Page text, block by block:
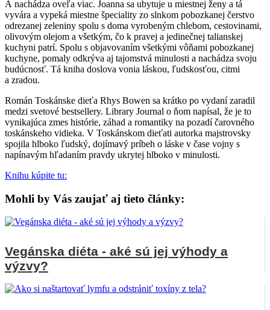
A nachádza oveľa viac. Joanna sa ubytuje u miestnej ženy a tá
vyvára a vypeká miestne špeciality zo slnkom pobozkanej čerstvo
odrezanej zeleniny spolu s doma vyrobeným chlebom, cestovinami,
olivovým olejom a všetkým, čo k pravej a jedinečnej talianskej
kuchyni patrí. Spolu s objavovaním všetkými vôňami pobozkanej
kuchyne, pomaly odkrýva aj tajomstvá minulosti a nachádza svoju
budúcnosť. Tá kniha doslova vonia láskou, ľudskosťou, citmi
a zradou.
Román Toskánske dieťa Rhys Bowen sa krátko po vydaní zaradil
medzi svetové bestsellery. Library Journal o ňom napísal, že je to
vynikajúca zmes histórie, záhad a romantiky na pozadí čarovného
toskánskeho vidieka. V Toskánskom dieťati autorka majstrovsky
spojila hlboko ľudský, dojímavý príbeh o láske v čase vojny s
napínavým hľadaním pravdy ukrytej hlboko v minulosti.
Knihu kúpite tu:
Mohli by Vás zaujať aj tieto články:
Vegánska diéta - aké sú jej výhody a
výzvy?